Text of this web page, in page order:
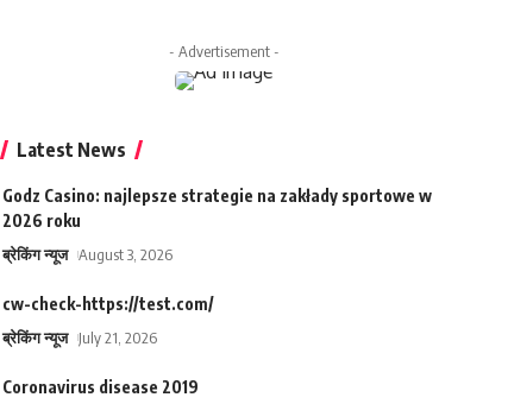
- Advertisement -
Latest News
Godz Casino: najlepsze strategie na zakłady sportowe w
2026 roku
ब्रेकिंग न्यूज August 3, 2026
cw-check-https://test.com/
ब्रेकिंग न्यूज July 21, 2026
Coronavirus disease 2019